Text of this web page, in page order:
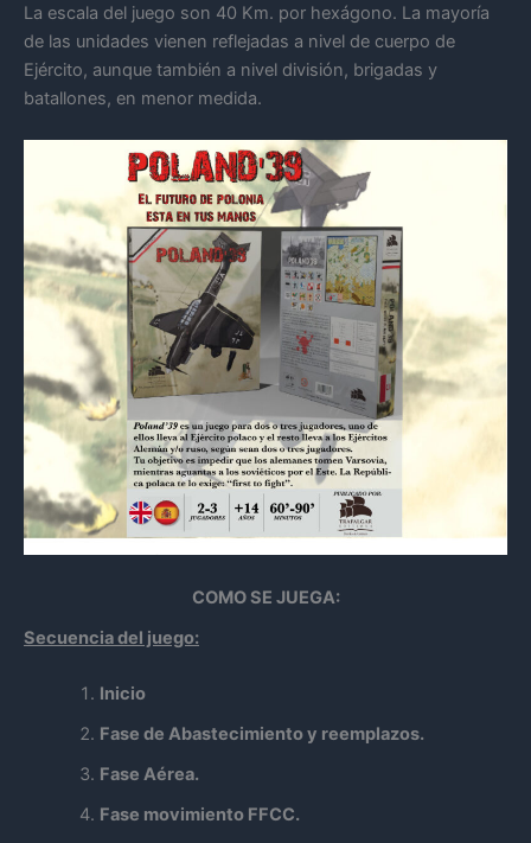
La escala del juego son 40 Km. por hexágono. La mayoría
de las unidades vienen reflejadas a nivel de cuerpo de
Ejército, aunque también a nivel división, brigadas y
batallones, en menor medida.
COMO SE JUEGA:
Secuencia del juego:
Inicio
Fase de Abastecimiento y reemplazos.
Fase Aérea.
Fase movimiento FFCC.